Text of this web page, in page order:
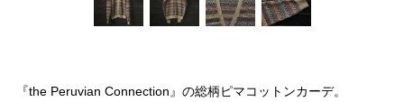
『the Peruvian Connection』の総柄ピマコットンカーデ。